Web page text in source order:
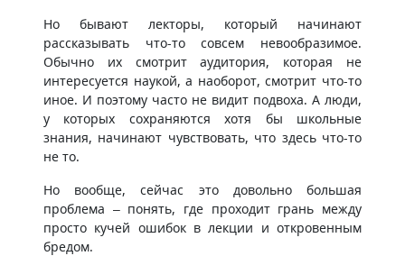
Но бывают лекторы, который начинают
рассказывать что-то совсем невообразимое.
Обычно их смотрит аудитория, которая не
интересуется наукой, а наоборот, смотрит что-то
иное. И поэтому часто не видит подвоха. А люди,
у которых сохраняются хотя бы школьные
знания, начинают чувствовать, что здесь что-то
не то.
Но вообще, сейчас это довольно большая
проблема – понять, где проходит грань между
просто кучей ошибок в лекции и откровенным
бредом.